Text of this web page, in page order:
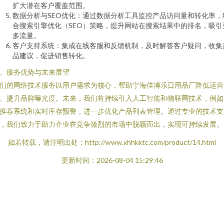
扩大潜在客户覆盖范围。
数据分析与SEO优化：通过数据分析工具监控产品访问量和转化率，
合搜索引擎优化（SEO）策略，提升网站在搜索结果中的排名，吸引
多流量。
客户支持系统：集成在线客服和反馈机制，及时解答客户疑问，收集
品建议，促进销售转化。
服务优势与未来展望
的网络技术服务以用户需求为核心，帮助宁海佳博乐日用品厂降低运
提升品牌曝光度。未来，我们将持续引入人工智能和物联网技术，例
荐系统和实时库存预警，进一步优化产品列表管理。通过专业的技术支
我们致力于助力企业在竞争激烈的市场中脱颖而出，实现可持续发展。
如若转载，请注明出处：http://www.xhhkktc.com/product/14.html
更新时间：2026-08-04 15:29:46